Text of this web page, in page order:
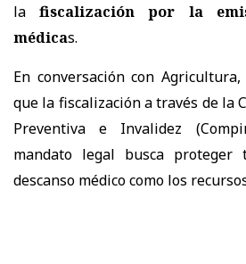
lafiscalización por la
médicas.
En conversación con
que la fiscalización a través de la
Preventiva e Invalidez
mandato legal busca
descanso médico como los